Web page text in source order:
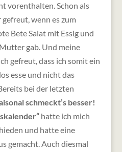
vorenthalten. Schon als
wenn es zum
Bete Salat mit Essig und
gab. Und meine
gefreut, dass ich somit ein
esse und nicht das
bei der letzten
schmeckt’s besser!
hatte ich mich
und hatte eine
gemacht. Auch diesmal